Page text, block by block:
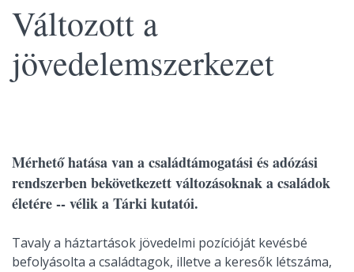
Változott a
jövedelemszerkezet
Mérhető hatása van a családtámogatási és adózási
rendszerben bekövetkezett változásoknak a családok
életére -- vélik a Tárki kutatói.
Tavaly a háztartások jövedelmi pozícióját kevésbé
befolyásolta a családtagok, illetve a keresők létszáma,